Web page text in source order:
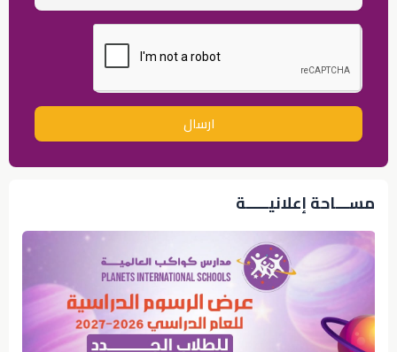
ارسال
مســـاحة إعلانيـــــة